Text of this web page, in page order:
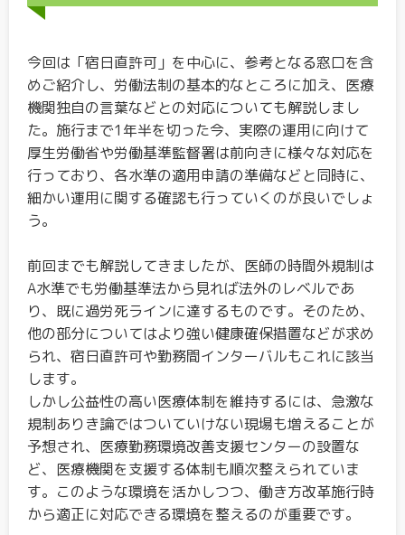
今回は「宿日直許可」を中心に、参考となる窓口を含
めご紹介し、労働法制の基本的なところに加え、医療
機関独自の言葉などとの対応についても解説しまし
た。施行まで1年半を切った今、実際の運用に向けて
厚生労働省や労働基準監督署は前向きに様々な対応を
行っており、各水準の適用申請の準備などと同時に、
細かい運用に関する確認も行っていくのが良いでしょ
う。
前回までも解説してきましたが、医師の時間外規制は
A水準でも労働基準法から見れば法外のレベルであ
り、既に過労死ラインに達するものです。そのため、
他の部分についてはより強い健康確保措置などが求め
られ、宿日直許可や勤務間インターバルもこれに該当
します。
しかし公益性の高い医療体制を維持するには、急激な
規制ありき論ではついていけない現場も増えることが
予想され、医療勤務環境改善支援センターの設置な
ど、医療機関を支援する体制も順次整えられていま
す。このような環境を活かしつつ、働き方改革施行時
から適正に対応できる環境を整えるのが重要です。